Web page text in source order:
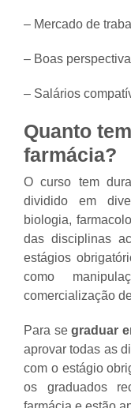
– Mercado de
– Boas
– Salários
Quanto
farmácia?
O curso tem
dividido em
biologia,
das disciplinas
estágios
como
comercialização
Para se graduar
aprovar todas as
com o estágio
os graduados